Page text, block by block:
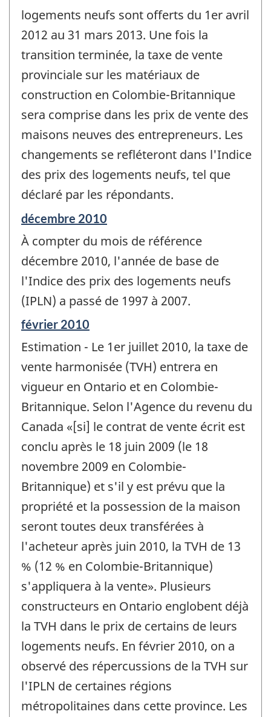
logements neufs sont offerts du 1er avril
2012 au 31 mars 2013. Une fois la
transition terminée, la taxe de vente
provinciale sur les matériaux de
construction en Colombie-Britannique
sera comprise dans les prix de vente des
maisons neuves des entrepreneurs. Les
changements se refléteront dans l'Indice
des prix des logements neufs, tel que
déclaré par les répondants.
Période
de
référence
de
-
décembre 2010
À compter du mois de référence
décembre 2010, l'année de base de
l'Indice des prix des logements neufs
(IPLN) a passé de 1997 à 2007.
Période
référence
de
-
février 2010
Estimation - Le 1er juillet 2010, la taxe de
vente harmonisée (TVH) entrera en
vigueur en Ontario et en Colombie-
Britannique. Selon l'Agence du revenu du
Canada «[si] le contrat de vente écrit est
conclu après le 18 juin 2009 (le 18
novembre 2009 en Colombie-
Britannique) et s'il y est prévu que la
propriété et la possession de la maison
seront toutes deux transférées à
l'acheteur après juin 2010, la TVH de 13
% (12 % en Colombie-Britannique)
s'appliquera à la vente». Plusieurs
constructeurs en Ontario englobent déjà
la TVH dans le prix de certains de leurs
logements neufs. En février 2010, on a
observé des répercussions de la TVH sur
l'IPLN de certaines régions
métropolitaines dans cette province. Les